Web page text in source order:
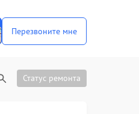
Перезвоните мне
Статус ремонта